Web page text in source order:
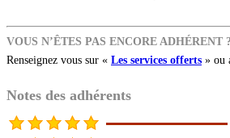
VOUS N’ÊTES PAS ENCORE ADHÉRENT ?
Renseignez vous sur « Les services offerts » ou
Notes des adhérents